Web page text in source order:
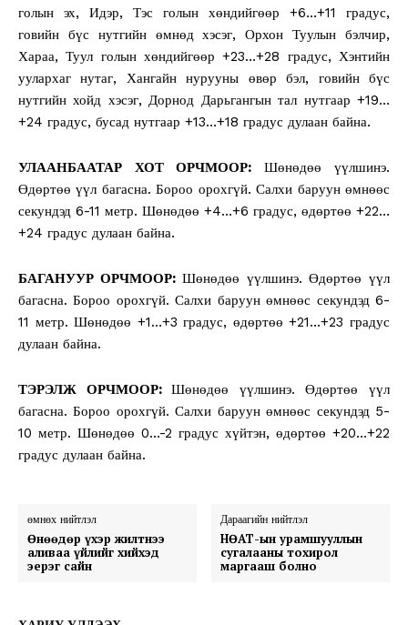
голын эх, Идэр, Тэс голын хөндийгөөр +6…+11 градус,
говийн бүс нутгийн өмнөд хэсэг, Орхон Туулын бэлчир,
Хараа, Туул голын хөндийгөөр +23…+28 градус, Хэнтийн
уулархаг нутаг, Хангайн нурууны өвөр бэл, говийн бүс
нутгийн хойд хэсэг, Дорнод Дарьгангын тал нутгаар +19…
+24 градус, бусад нутгаар +13…+18 градус дулаан байна.
УЛААНБААТАР ХОТ ОРЧМООР: Шөнөдөө үүлшинэ.
Өдөртөө үүл багасна. Бороо орохгүй. Салхи баруун өмнөөс
секундэд 6-11 метр. Шөнөдөө +4…+6 градус, өдөртөө +22…
+24 градус дулаан байна.
БАГАНУУР ОРЧМООР:Шөнөдөө үүлшинэ. Өдөртөө үүл
багасна. Бороо орохгүй. Салхи баруун өмнөөс секундэд 6-
11 метр. Шөнөдөө +1…+3 градус, өдөртөө +21…+23 градус
дулаан байна.
ТЭРЭЛЖ ОРЧМООР:Шөнөдөө үүлшинэ. Өдөртөө үүл
багасна. Бороо орохгүй. Салхи баруун өмнөөс секундэд 5-
10 метр. Шөнөдөө 0…-2 градус хүйтэн, өдөртөө +20…+22
градус дулаан байна.
өмнөх нийтлэл
Өнөөдөр үхэр жилтнээ
аливаа үйлийг хийхэд
эерэг сайн
Дараагийн нийтлэл
НӨАТ-ын урамшууллын
сугалааны тохирол
маргааш болно